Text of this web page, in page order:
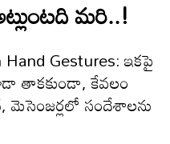
మరి..!
Gestures: ఇకపై
తాకకుండా, కేవలం
మెసెంజర్లలో సందేశాలను